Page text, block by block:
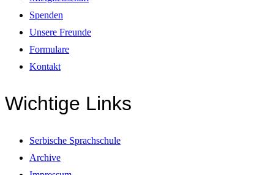
Spenden
Unsere Freunde
Formulare
Kontakt
Wichtige Links
Serbische Sprachschule
Archive